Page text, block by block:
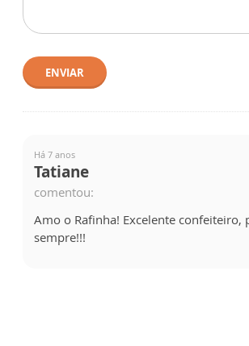
ENVIAR
Há 7 anos
Tatiane
comentou:
Amo o Rafinha! Excelente confeiteiro,
sempre!!!